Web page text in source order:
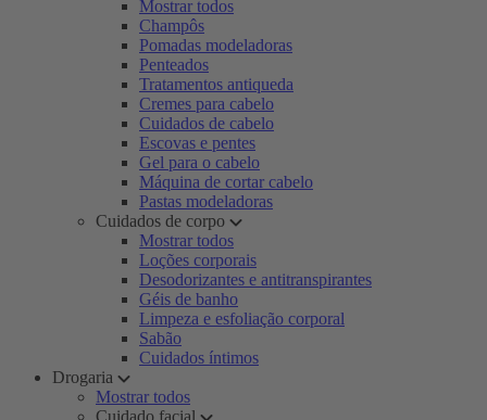
Mostrar todos
Champôs
Pomadas modeladoras
Penteados
Tratamentos antiqueda
Cremes para cabelo
Cuidados de cabelo
Escovas e pentes
Gel para o cabelo
Máquina de cortar cabelo
Pastas modeladoras
Cuidados de corpo
Mostrar todos
Loções corporais
Desodorizantes e antitranspirantes
Géis de banho
Limpeza e esfoliação corporal
Sabão
Cuidados íntimos
Drogaria
Mostrar todos
Cuidado facial